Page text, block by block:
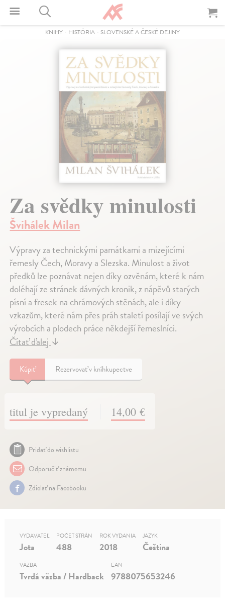
KNIHY - HISTÓRIA - SLOVENSKÉ A ČESKÉ DEJINY
Za svědky minulosti
Švihálek Milan
Výpravy za technickými památkami a mizejícími
řemesly Čech, Moravy a Slezska. Minulost a život
předků lze poznávat nejen díky ozvěnám, které k nám
doléhají ze stránek dávných kronik, z nápěvů starých
písní a fresek na chrámových stěnách, ale i díky
vzkazům, které nám přes práh staletí posílají ve svých
výrobcích a plodech práce někdejší řemeslníci.
Čítať ďalej↓
Kúpiť Rezervovať v kníhkupectve
titul je vypredaný 14,00 €
Pridať do wishlistu
Odporučiť známemu
Zdielať na Facebooku
VYDAVATEĽ
Jota
POČET STRÁN
488
ROK VYDANIA
2018
JAZYK
Čeština
VÄZBA
Tvrdá väzba / Hardback
EAN
9788075653246